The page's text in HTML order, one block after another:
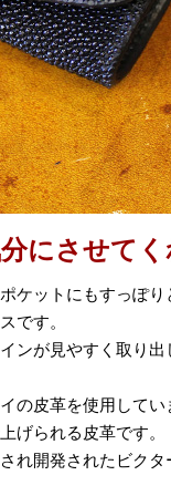
にさせて
ケットにもすっぽ
です。
ンが見やすく取り
の皮革を使用してい
げられる皮革です。
れ開発されたビク